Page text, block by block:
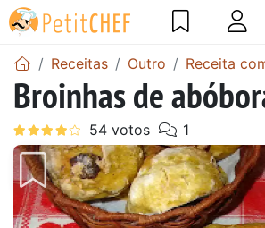
Receitas Outro Receita
Broinhas de